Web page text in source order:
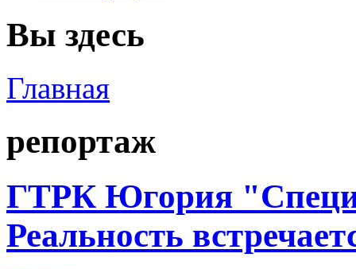
Вы здесь
Главная
репортаж
ГТРК Югория
Реальность